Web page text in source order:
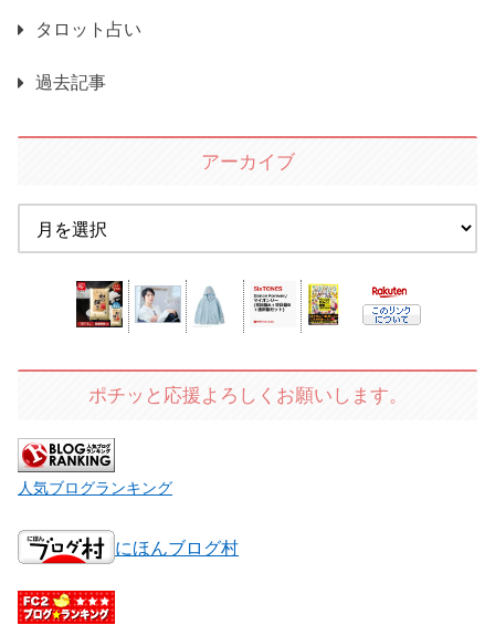
タロット占い
過去記事
アーカイブ
ポチッと応援よろしくお願いします。
人気ブログランキング
にほんブログ村